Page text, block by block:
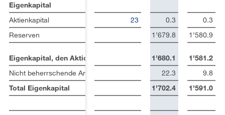
23 0.3
0.3
1’679.8
1’580.9
1’680.1
1’581.2
22.3
9.8
1’702.4
1’591.0
Eigenkapital
Aktienkapital
Reserven
Eigenkapital, den Aktionären der Sulzer AG zustehend
Nicht beherrschende Anteile
Total Eigenkapital